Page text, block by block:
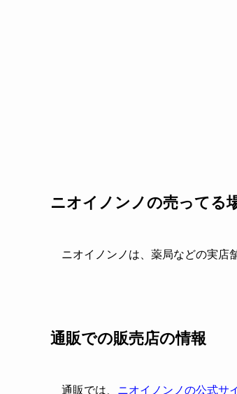
ニオイノンノの売ってる
ニオイノンノは、薬局などの実店
通販での販売店の情報
通販では、 ニオイノンノの公式サ